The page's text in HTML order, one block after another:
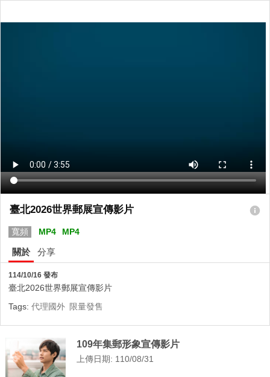
臺北2026世界郵展宣傳影片
寬頻 MP4 MP4
關於 分享
114/10/16 發布
臺北2026世界郵展宣傳影片
Tags:代理國外 限量發售
109年集郵形象宣傳影片
上傳日期: 110/08/31